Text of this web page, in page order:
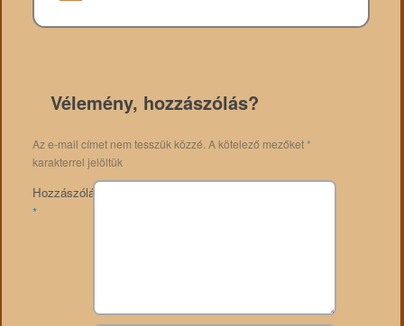
Vélemény, hozzászólás?
Az e-mail címet nem tesszük közzé. A kötelező mezőket*
karakterrel jelöltük
Hozzászólás
*